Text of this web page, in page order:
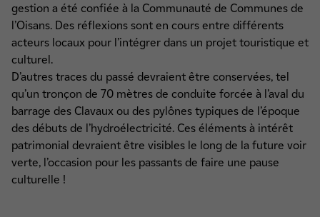
gestion a été confiée à la Communauté de Communes de
l’Oisans. Des réflexions sont en cours entre différents
acteurs locaux pour l’intégrer dans un projet touristique et
culturel.
D’autres traces du passé devraient être conservées, tel
qu’un tronçon de 70 mètres de conduite forcée à l’aval du
barrage des Clavaux ou des pylônes typiques de l’époque
des débuts de l’hydroélectricité. Ces éléments à intérêt
patrimonial devraient être visibles le long de la future voir
verte, l’occasion pour les passants de faire une pause
culturelle !